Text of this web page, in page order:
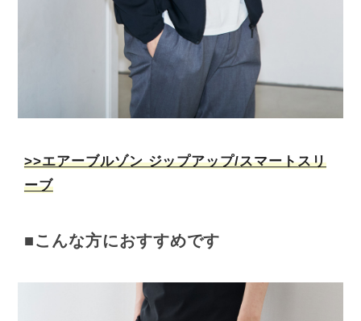
>>エアーブルゾン ジップアップ/スマートスリ
ーブ
■こんな方におすすめです